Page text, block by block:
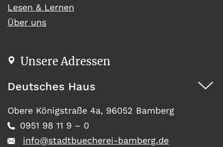
Lesen & Lernen
Über uns
Unsere Adressen
Deutsches Haus
Obere Königstraße 4a, 96052 Bamberg
0951 98 11 9 – 0
info@stadtbuecherei-bamberg.de